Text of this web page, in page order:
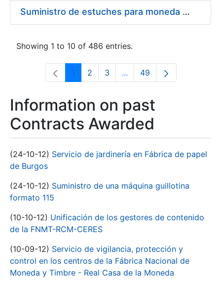
Suministro de estuches para moneda de 30 €
Showing 1 to 10 of 486 entries.
Page
1 Page
2 Page
3 ...Intermediate Pages Use
Page
49
Information on past
Contracts Awarded
(24-10-12) Servicio de jardinería en Fábrica de papel
de Burgos
(24-10-12) Suministro de una máquina guillotina
formato 115
(10-10-12) Unificación de los gestores de contenido
de la FNMT-RCM-CERES
(10-09-12) Servicio de vigilancia, protección y
control en los centros de la Fábrica Nacional de
Moneda y Timbre - Real Casa de la Moneda